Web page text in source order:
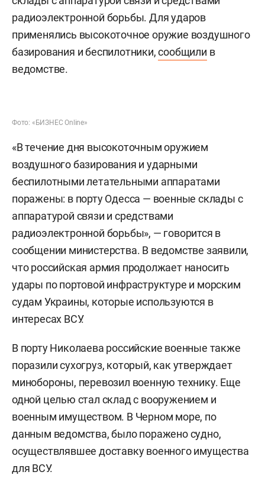
радиоэлектронной борьбы. Для ударов
применялись высокоточное оружие воздушного
базирования и беспилотники,сообщили в
ведомстве.
Фото: «БИЗНЕС Online»
«В течение дня высокоточным оружием
воздушного базирования и ударными
беспилотными летательными аппаратами
поражены: в порту Одесса — военные склады с
аппаратурой связи и средствами
радиоэлектронной борьбы», — говорится в
сообщении министерства. В ведомстве заявили,
что российская армия продолжает наносить
удары по портовой инфраструктуре и морским
судам Украины, которые используются в
интересах ВСУ.
В порту Николаева российские военные также
поразили сухогруз, который, как утверждает
минобороны, перевозил военную технику. Еще
одной целью стал склад с вооружением и
военным имуществом. В Черном море, по
данным ведомства, было поражено судно,
осуществлявшее доставку военного имущества
для ВСУ.